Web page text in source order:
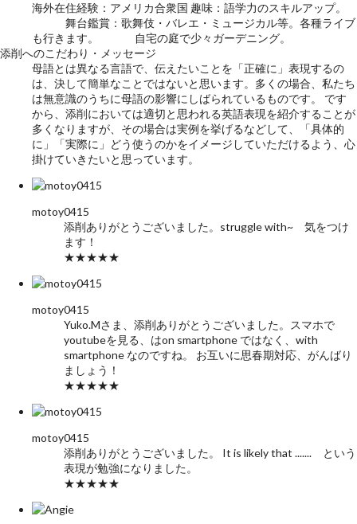
海外在住経験：アメリカ合衆国 趣味：語学力のスキルアップ。
舞台鑑賞：歌舞伎・バレエ・ミュージカル等。各種ライブ
も行きます。 自宅の庭で少々ガーデニング。
添削へのこだわり・メッセージ
母語とは異なる言語で、伝えたいことを「正確に」表現するの
は、決して簡単なことではないと思います。多くの場合、私たち
は無意識のうちに母語の影響にしばられているものです。 です
から、添削においては適切と思われる英語表現を紹介することが
多くなりますが、その場合は実例を挙げるなどして、「具体的
に」「実際に」どう使うのかをイメージしていただけるよう、心
掛けていきたいと思っています。
motoy0415
添削ありがとうございました。struggle with~ 気をつけ
ます！
★★★★★
motoy0415
Yuko.Mさま、添削ありがとうございました。スマホで
youtubeを見る、はon smartphone ではなく、with
smartphone なのですね。 お互いに思春期対応、がんばり
ましょう！
★★★★★
motoy0415
添削ありがとうございました。 It is likely that ....... という
表現が勉強になりました。
★★★★★